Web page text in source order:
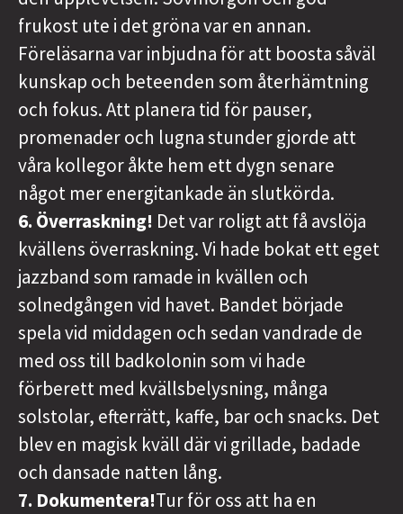
frukost ute i det gröna var en annan.
Föreläsarna var inbjudna för att boosta såväl
kunskap och beteenden som återhämtning
och fokus. Att planera tid för pauser,
promenader och lugna stunder gjorde att
våra kollegor åkte hem ett dygn senare
något mer energitankade än slutkörda.
6. Överraskning! Det var roligt att få avslöja
kvällens överraskning. Vi hade bokat ett eget
jazzband som ramade in kvällen och
solnedgången vid havet. Bandet började
spela vid middagen och sedan vandrade de
med oss till badkolonin som vi hade
förberett med kvällsbelysning, många
solstolar, efterrätt, kaffe, bar och snacks. Det
blev en magisk kväll där vi grillade, badade
och dansade natten lång.
7. Dokumentera!Tur för oss att ha en